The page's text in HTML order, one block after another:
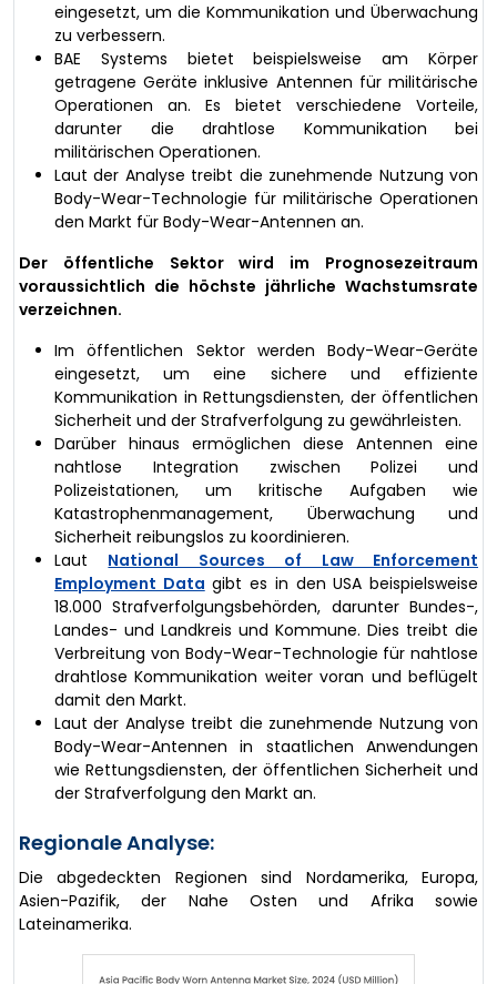
eingesetzt, um die Kommunikation und Überwachung
zu verbessern.
BAE Systems bietet beispielsweise am Körper
getragene Geräte inklusive Antennen für militärische
Operationen an. Es bietet verschiedene Vorteile,
darunter die drahtlose Kommunikation bei
militärischen Operationen.
Laut der Analyse treibt die zunehmende Nutzung von
Body-Wear-Technologie für militärische Operationen
den Markt für Body-Wear-Antennen an.
Der öffentliche Sektor wird im Prognosezeitraum
voraussichtlich die höchste jährliche Wachstumsrate
verzeichnen.
Im öffentlichen Sektor werden Body-Wear-Geräte
eingesetzt, um eine sichere und effiziente
Kommunikation in Rettungsdiensten, der öffentlichen
Sicherheit und der Strafverfolgung zu gewährleisten.
Darüber hinaus ermöglichen diese Antennen eine
nahtlose Integration zwischen Polizei und
Polizeistationen, um kritische Aufgaben wie
Katastrophenmanagement, Überwachung und
Sicherheit reibungslos zu koordinieren.
Laut National Sources of Law Enforcement
Employment Data gibt es in den USA beispielsweise
18.000 Strafverfolgungsbehörden, darunter Bundes-,
Landes- und Landkreis und Kommune. Dies treibt die
Verbreitung von Body-Wear-Technologie für nahtlose
drahtlose Kommunikation weiter voran und beflügelt
damit den Markt.
Laut der Analyse treibt die zunehmende Nutzung von
Body-Wear-Antennen in staatlichen Anwendungen
wie Rettungsdiensten, der öffentlichen Sicherheit und
der Strafverfolgung den Markt an.
Regionale Analyse:
Die abgedeckten Regionen sind Nordamerika, Europa,
Asien-Pazifik, der Nahe Osten und Afrika sowie
Lateinamerika.